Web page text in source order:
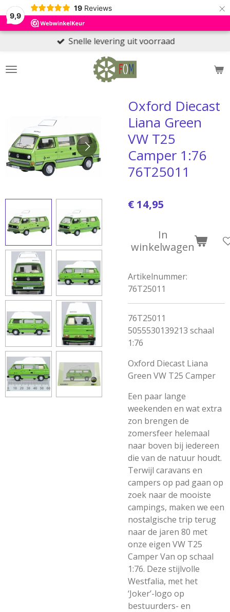
9,9
19 Reviews ×
Snelle levering uit voorraad
Oxford Diecast
Liana Green
VW T25
Camper 1:76
76T25011
€ 14,95
In
winkelwagen
Artikelnummer:
76T25011
76T25011
5055530139213 schaal
1:76
Oxford Diecast Liana
Green VW T25 Camper
Een paar lange
weekenden en wat extra
zon brengen de
zomersfeer helemaal
naar boven bij iedereen
die van de natuur houdt.
Terwijl caravans en
campers op pad gaan op
zoek naar de mooiste
campings, maken we een
nostalgische trip terug
naar de jaren 80 met
onze eigen VW T25
Camper Van op schaal
1:76. Deze stijlvolle
Westfalia, met het
‘Joker’-logo op
bestuurders- en